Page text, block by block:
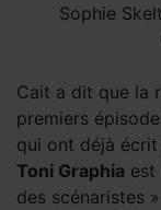
Sophie
Cait a dit que la
premiers
qui ont déjà
Toni Graphia est
des scénaristes